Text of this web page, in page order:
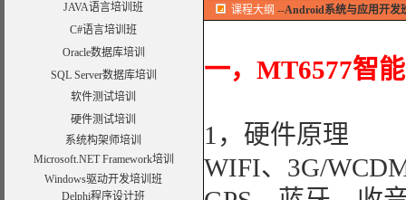
JAVA语言培训班
C#语言培训班
Oracle数据库培训
SQL Server数据库培训
软件测试培训
硬件测试培训
系统构架师培训
Microsoft.NET Framework培训
Windows驱动开发培训班
Delphi程序设计班
课程大纲 --Android系统与应用开发
一，MT6577智
1，硬件原理
WIFI、3G/